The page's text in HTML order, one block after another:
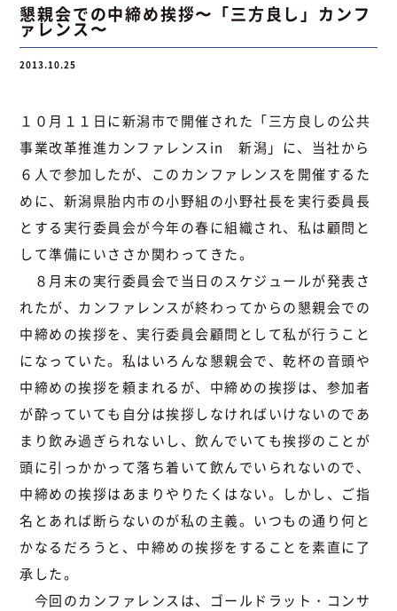
お問い合わせ Instagram
懇親会での中締め挨拶〜「三方良し」カンフ
ァレンス〜
2013.10.25
１０月１１日に新潟市で開催された「三方良しの公共
事業改革推進カンファレンスin 新潟」に、当社から
６人で参加したが、このカンファレンスを開催するた
めに、新潟県胎内市の小野組の小野社長を実行委員長
とする実行委員会が今年の春に組織され、私は顧問と
して準備にいささか関わってきた。
８月末の実行委員会で当日のスケジュールが発表さ
れたが、カンファレンスが終わってからの懇親会での
中締めの挨拶を、実行委員会顧問として私が行うこと
になっていた。私はいろんな懇親会で、乾杯の音頭や
中締めの挨拶を頼まれるが、中締めの挨拶は、参加者
が酔っていても自分は挨拶しなければいけないのであ
まり飲み過ぎられないし、飲んでいても挨拶のことが
頭に引っかかって落ち着いて飲んでいられないので、
中締めの挨拶はあまりやりたくはない。しかし、ご指
名とあれば断らないのが私の主義。いつもの通り何と
かなるだろうと、中締めの挨拶をすることを素直に了
承した。
今回のカンファレンスは、ゴールドラット・コンサ